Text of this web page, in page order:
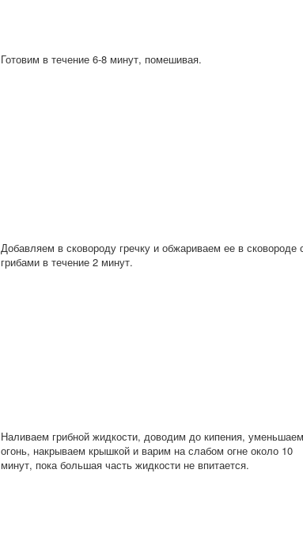
Готовим в течение 6-8 минут, помешивая.
Добавляем в сковороду гречку и обжариваем ее в сковороде
грибами в течение 2 минут.
Наливаем грибной жидкости, доводим до кипения, уменьшаем
огонь, накрываем крышкой и варим на слабом огне около 10
минут, пока большая часть жидкости не впитается.